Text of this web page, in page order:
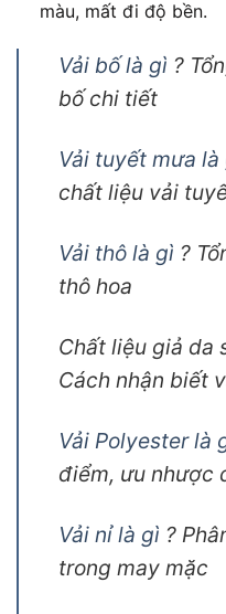
màu, mất đi độ bền.
Vải bố là gì ?
bố chi tiết
Vải tuyết mưa là
chất liệu vải
Vải thô là gì ?
thô hoa
Chất liệu giả da
Cách nhận biết
Vải Polyester là
điểm, ưu nhược
Vải nỉ là gì ?
trong may mặc